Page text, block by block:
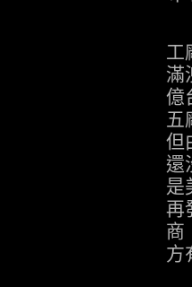
工
滿
億
五
但
還
是
再
商
方